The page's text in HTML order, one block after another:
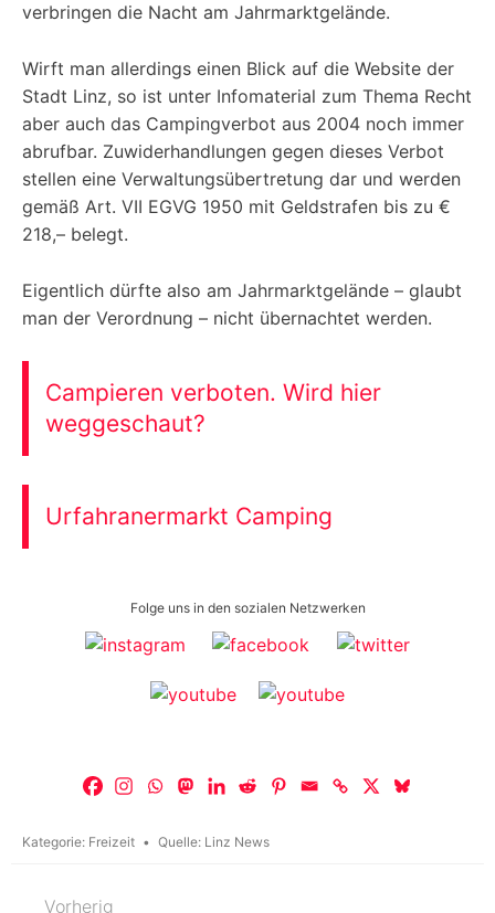
verbringen die Nacht am Jahrmarktgelände.
Wirft man allerdings einen Blick auf die Website der
Stadt Linz, so ist unter Infomaterial zum Thema Recht
aber auch das Campingverbot aus 2004 noch immer
abrufbar. Zuwiderhandlungen gegen dieses Verbot
stellen eine Verwaltungsübertretung dar und werden
gemäß Art. VII EGVG 1950 mit Geldstrafen bis zu €
218,– belegt.
Eigentlich dürfte also am Jahrmarktgelände – glaubt
man der Verordnung – nicht übernachtet werden.
Campieren verboten. Wird hier
weggeschaut?
Urfahranermarkt Camping
Folge uns in den sozialen Netzwerken
Kategorie: Freizeit Quelle: Linz News
Vorherig